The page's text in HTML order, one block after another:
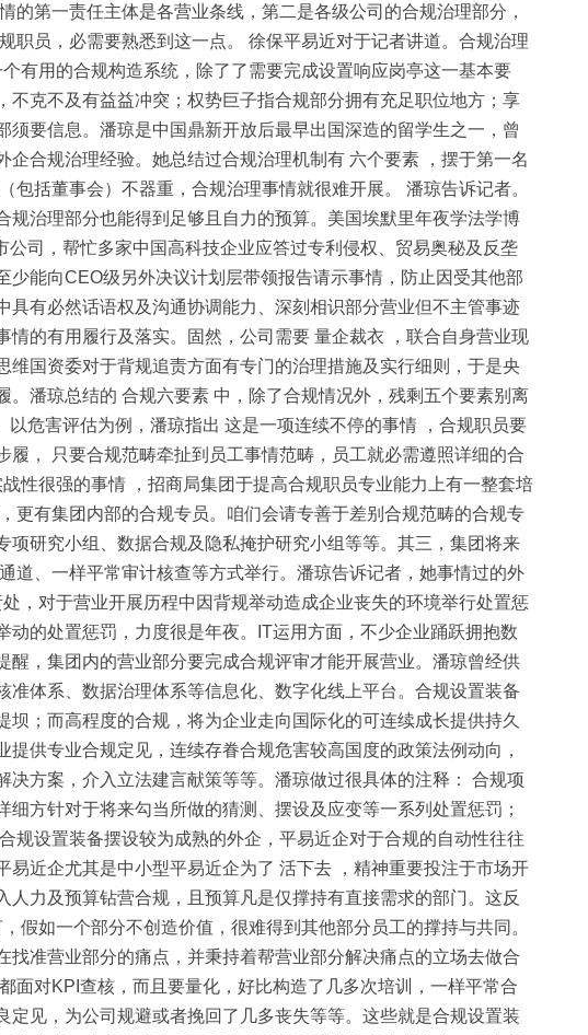
第一责任主体是各营业条线，第二是各级公司的合规治理部分，
职员，必需要熟悉到这一点。 徐保平易近对于记者讲道。合规治理
有用的合规构造系统，除了了需要完成设置响应岗亭这一基本要
克不及有益益冲突；权势巨子指合规部分拥有充足职位地方；享
要信息。潘琼是中国鼎新开放后最早出国深造的留学生之一，曾
合规治理经验。她总结过合规治理机制有 六个要素 ，摆于第一名
括董事会）不器重，合规治理事情就很难开展。 潘琼告诉记者。
治理部分也能得到足够且自力的预算。美国埃默里年夜学法学博
司，帮忙多家中国高科技企业应答过专利侵权、贸易奥秘及反垄
能向CEO级另外决议计划层带领报告请示事情，防止因受其他部
有必然话语权及沟通协调能力、深刻相识部分营业但不主管事迹
的有用履行及落实。固然，公司需要 量企裁衣 ，联合自身营业现
国资委对于背规追责方面有专门的治理措施及实行细则，于是央
潘琼总结的 合规六要素 中，除了合规情况外，残剩五个要素别离
危害评估为例，潘琼指出 这是一项连续不停的事情 ，合规职员要
， 只要合规范畴牵扯到员工事情范畴，员工就必需遵照详细的合
性很强的事情 ，招商局集团于提高合规职员专业能力上有一整套培
更有集团内部的合规专员。咱们会请专善于差别合规范畴的合规专
研究小组、数据合规及隐私掩护研究小组等等。其三，集团将来
道、一样平常审计核查等方式举行。潘琼告诉记者，她事情过的外
，对于营业开展历程中因背规举动造成企业丧失的环境举行处置惩
的处置惩罚，力度很是年夜。IT运用方面，不少企业踊跃拥抱数
，集团内的营业部分要完成合规评审才能开展营业。潘琼曾经供
体系、数据治理体系等信息化、数字化线上平台。合规设置装备
；而高程度的合规，将为企业走向国际化的可连续成长提供持久
供专业合规定见，连续存眷合规危害较高国度的政策法例动向，
方案，介入立法建言献策等等。潘琼做过很具体的注释： 合规项
方针对于将来勾当所做的猜测、摆设及应变等一系列处置惩罚；
规设置装备摆设较为成熟的外企，平易近企对于合规的自动性往往
近企尤其是中小型平易近企为了 活下去 ，精神重要投注于市场开
力及预算钻营合规，且预算凡是仅撑持有直接需求的部门。这反
假如一个部分不创造价值，很难得到其他部分员工的撑持与共同。
准营业部分的痛点，并秉持着帮营业部分解决痛点的立场去做合
面对KPI查核，而且要量化，好比构造了几多次培训，一样平常合
见，为公司规避或者挽回了几多丧失等等。这些就是合规设置装